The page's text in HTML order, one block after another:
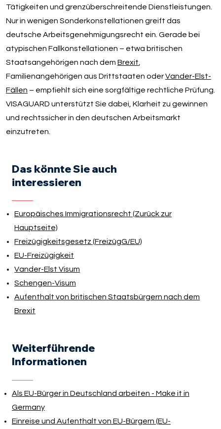
Tätigkeiten und grenzüberschreitende Dienstleistungen.
Nur in wenigen Sonderkonstellationen greift das
deutsche Arbeitsgenehmigungsrecht ein. Gerade bei
atypischen Fallkonstellationen – etwa britischen
Staatsangehörigen nach dem Brexit
Familienangehörigen aus Drittstaaten oderVander-Elst-
Fällen – empfiehlt sich eine sorgfältige rechtliche Prüfung.
VISAGUARD unterstützt Sie dabei, Klarheit zu gewinnen
und rechtssicher in den deutschen Arbeitsmarkt
einzutreten.
Das könnte Sie auch
interessieren
Europäisches Immigrationsrecht (Zurück zur
Hauptseite)
Freizügigkeitsgesetz (FreizügG/EU)
EU-Freizügigkeit
Vander-Elst Visum
Schengen-Visum
Aufenthalt von britischen Staatsbürgern nach dem
Brexit
Weiterführende
Informationen
Als EU-Bürger in Deutschland arbeiten - Make it in
Germany
Einreise und Aufenthalt von EU-Bürgern (EU-